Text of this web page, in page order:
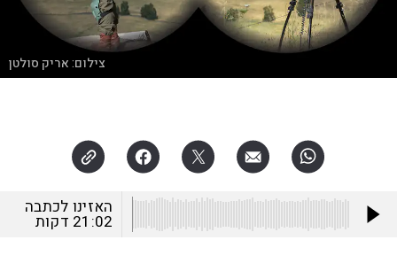
צילום:אריק סולטן
האזינו לכתבה
21:02 דקות